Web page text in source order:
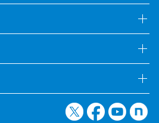
X（旧Twitter）
Facebook